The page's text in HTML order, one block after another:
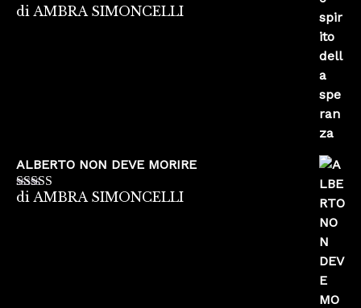
Valutato5su
di AMBRA SIMONCELLI
ALBERTO NON DEVE MORIRE
Valutato5su
di AMBRA SIMONCELLI